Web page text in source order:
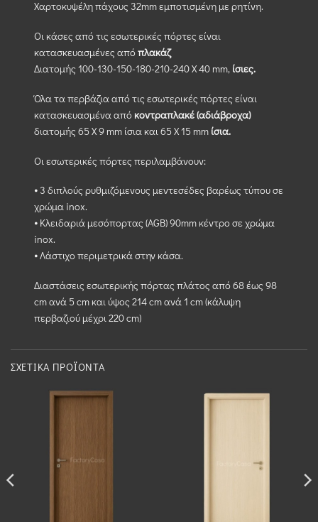
Χαρτοκυψέλη πάχους 32mm εμποτισμένη με ρητίνη.
Οι κάσες από τις εσωτερικές πόρτες είναι
κατασκευασμένες απόπλακάζ
Διατομής 100-130-150-180-210-240 Χ 40 mm, ίσιες.
Όλα τα περβάζια από τις εσωτερικές πόρτες είναι
κατασκευασμένα από κοντραπλακέ (αδιάβροχα)
διατομής 65 Χ 9 mm ίσια και 65 Χ 15 mm ίσια.
Οι εσωτερικές πόρτες περιλαμβάνουν:
⦁ 3 διπλούς ρυθμιζόμενους μεντεσέδες βαρέως τύπου σε
χρώμα inox.
⦁ Κλειδαριά μεσόπορτας (AGB) 90mm κέντρο σε χρώμα
inox.
⦁ Λάστιχο περιμετρικά στην κάσα.
Διαστάσεις εσωτερικής πόρτας πλάτος από 68 έως 98
cm ανά 5 cm και ύψος 214 cm ανά 1 cm (κάλυψη
περβαζιού μέχρι 220 cm)
ΣΧΕΤΙΚΆ ΠΡΟΪΌΝΤΑ